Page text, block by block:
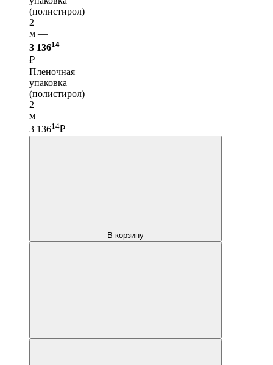
(полистирол)
2
м —
3 13614
₽
Пленочная
упаковка
(полистирол)
2
м
3 13614₽
В корзину